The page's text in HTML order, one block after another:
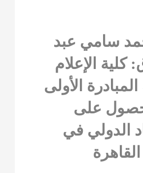
سامي عبد
كلية الإعلام
الأولى
على
الدولي في